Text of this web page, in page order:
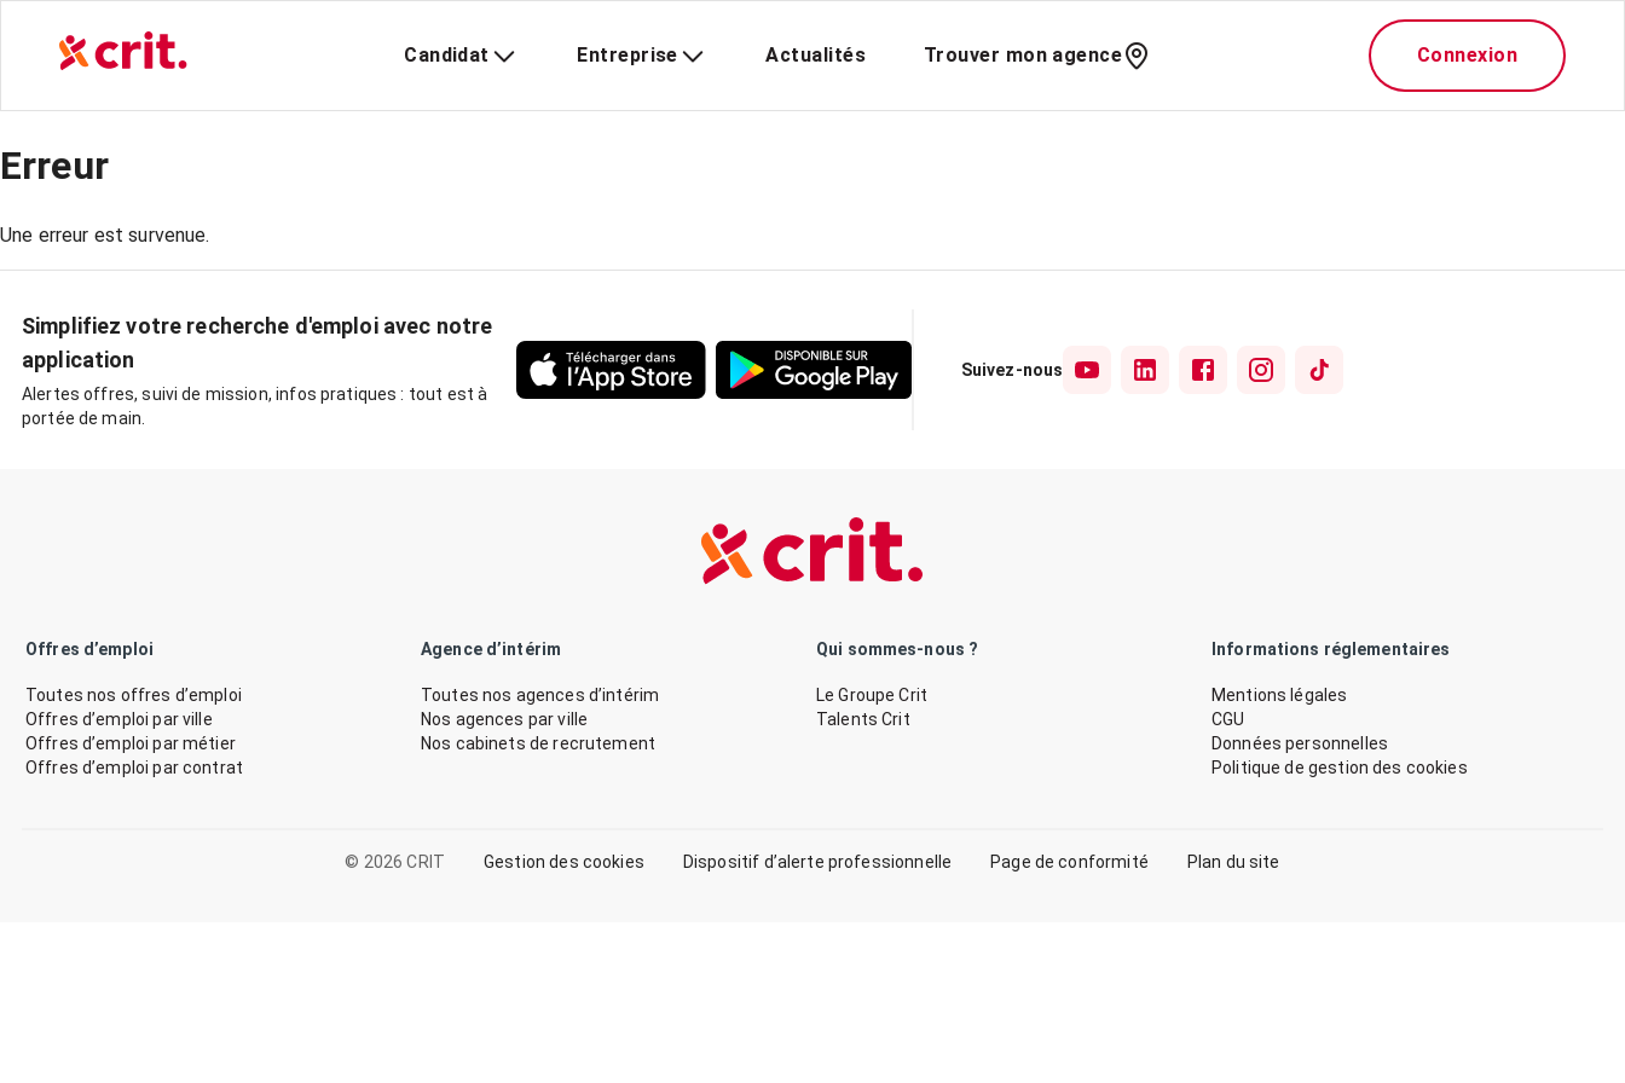
Candidat Entreprise Actualités Trouver mon agence Connexion
Erreur
Une erreur est survenue.
Simplifiez votre recherche d'emploi avec notre
application
Alertes offres, suivi de mission, infos pratiques : tout est à
portée de main.
Suivez-nous
Offres d’emploi
Toutes nos offres d’emploi
Offres d’emploi par ville
Offres d’emploi par métier
Offres d’emploi par contrat
Agence d’intérim
Toutes nos agences d’intérim
Nos agences par ville
Nos cabinets de recrutement
Qui sommes-nous ?
Le Groupe Crit
Talents Crit
Informations réglementaires
Mentions légales
CGU
Données personnelles
Politique de gestion des cookies
© 2026 CRIT Gestion des cookies Dispositif d’alerte professionnelle Page de conformité Plan du site